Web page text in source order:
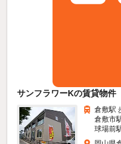
サンフラワーKの賃貸物件
倉敷駅
倉敷市
球場前